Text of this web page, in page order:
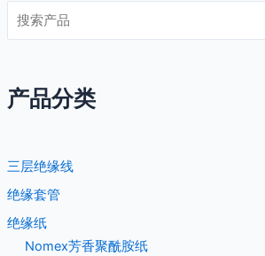
产品分类
三层绝缘线
绝缘套管
绝缘纸
Nomex芳香聚酰胺纸